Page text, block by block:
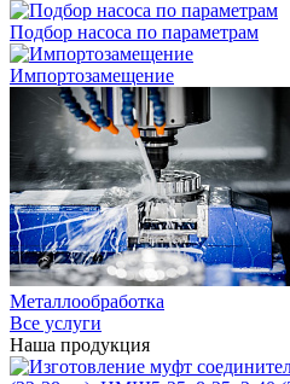
Подбор насоса по параметрам
Импортозамещение
Металлообработка
Все услуги
Наша продукция